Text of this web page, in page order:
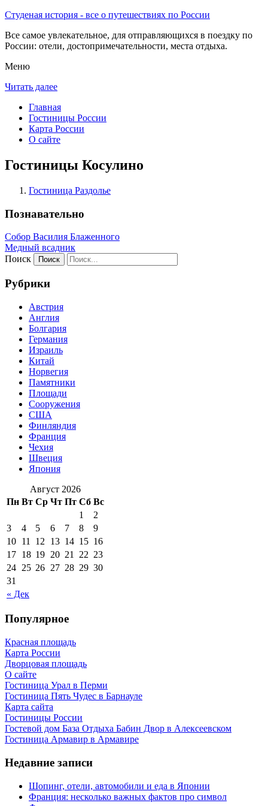
Студеная история - все о путешествиях по России
Все самое увлекательное, для отправляющихся в поездку по
России: отели, достопримечательности, места отдыха.
Меню
Читать далее
Главная
Гостиницы России
Карта России
О сайте
Гостиницы Косулино
Гостиница Раздолье
Познавательно
Собор Василия Блаженного
Медный всадник
Поиск
Рубрики
Австрия
Англия
Болгария
Германия
Израиль
Китай
Норвегия
Памятники
Площади
Сооружения
США
Финляндия
Франция
Чехия
Швеция
Япония
Август 2026
Пн Вт Ср Чт Пт Сб Вс
« Дек
1
2
3
4 5 6 7 8
9
10 11 12 13 14 15 16
17 18 19 20 21 22 23
24 25 26 27 28 29 30
31
Популярное
Красная площадь
Карта России
Дворцовая площадь
О сайте
Гостиница Урал в Перми
Гостиница Пять Чудес в Барнауле
Карта сайта
Гостиницы России
Гостевой дом База Отдыха Бабин Двор в Алексеевском
Гостиница Армавир в Армавире
Недавние записи
Шопинг, отели, автомобили и еда в Японии
Франция: несколько важных фактов про символ